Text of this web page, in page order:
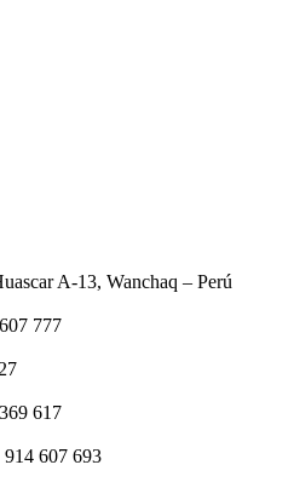
A-13, Wanchaq – Perú
777
617
914 607 693